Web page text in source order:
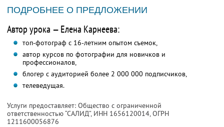
ПОДРОБНЕЕ О ПРЕДЛОЖЕНИИ
Автор урока — Елена Карнеева:
топ-фотограф с 16-летним опытом съемок,
автор курсов по фотографии для новичков и
профессионалов,
блогер с аудиторией более 2 000 000 подписчиков,
телеведущая.
Услуги предоставляет: Общество с ограниченной
ответственностью “САЛИД”, ИНН 1656120014, ОГРН
1211600056876